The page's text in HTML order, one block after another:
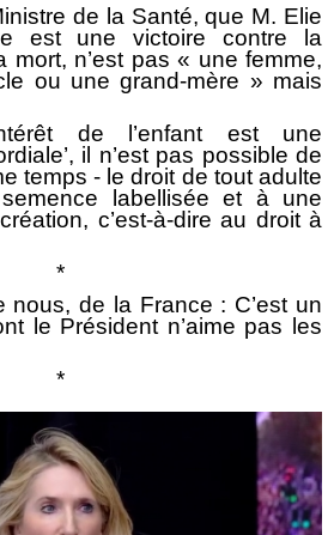
de la Santé, que M. Elie
est une victoire contre la
mort, n’est pas « une femme,
ou une grand-mère » mais
de l’enfant est une
il n’est pas possible de
temps - le droit de tout adulte
labellisée et à une
c’est-à-dire au droit à
*
nous, de la France : C’est un
le Président n’aime pas les
*